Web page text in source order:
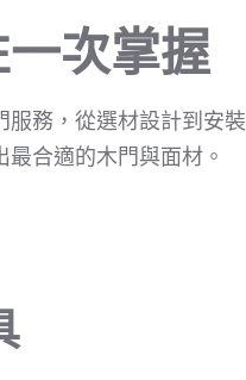
次掌握
服務，從選材設計到安裝
合適的木門與面材。